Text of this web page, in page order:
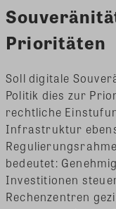
Prioritäten
Soll digitale
Politik dies zur
rechtliche
Infrastruktur
bedeutet:
Investitionen
Rechenzentren